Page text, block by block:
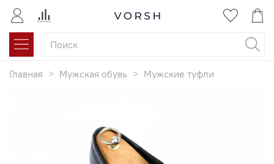
Главная Мужская обувь Мужские туфли